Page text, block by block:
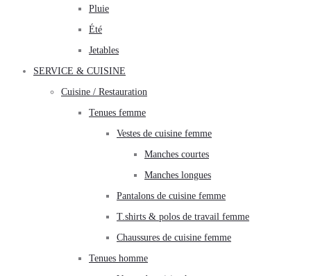
Pluie
Été
Jetables
SERVICE & CUISINE
Cuisine / Restauration
Tenues femme
Vestes de cuisine femme
Manches courtes
Manches longues
Pantalons de cuisine femme
T.shirts & polos de travail femme
Chaussures de cuisine femme
Tenues homme